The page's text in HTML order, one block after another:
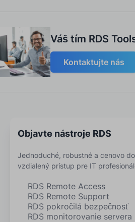
Váš tím RDS
Kontaktujte nás
Objavte nástroje RDS
Jednoduché, robustné a cenovo
vzdialený prístup pre IT
RDS Remote Access
RDS Remote Support
RDS pokročilá bezpečnosť
RDS monitorovanie servera